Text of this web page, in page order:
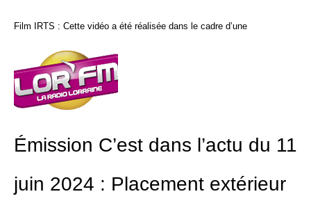
Film IRTS : Cette vidéo a été réalisée dans le cadre d’une
Émission C’est dans l’actu du 11
juin 2024 : Placement extérieur